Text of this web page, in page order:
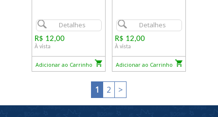
Detalhes
R$ 12,00
À vista
Adicionar ao Carrinho
Detalhes
R$ 12,00
À vista
Adicionar ao Carrinho
1 2 >